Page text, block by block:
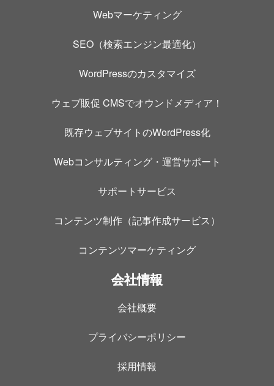
Webマーケティング
SEO（検索エンジン最適化）
WordPressのカスタマイズ
ウェブ販促 CMSでオウンドメディア！
既存ウェブサイトのWordPress化
Webコンサルティング・運営サポート
サポートサービス
コンテンツ制作（記事作成サービス）
コンテンツマーケティング
会社情報
会社概要
プライバシーポリシー
採用情報